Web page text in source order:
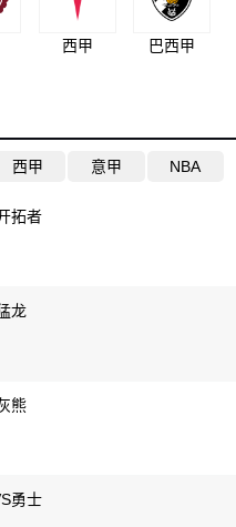
西甲 巴西甲
西甲 意甲 NBA
拓者
龙
熊
勇士